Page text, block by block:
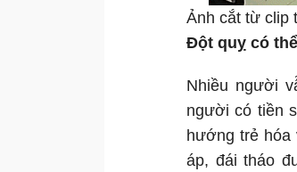
Ảnh cắt từ clip
Đột quỵ có
Nhiều người
người có tiền
hướng trẻ hóa
áp, đái tháo